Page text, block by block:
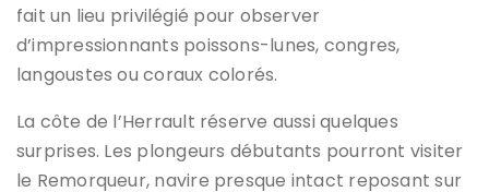
fait un lieu privilégié pour observer
d’impressionnants poissons-lunes, congres,
langoustes ou coraux colorés.
La côte de l’Herrault réserve aussi quelques
surprises. Les plongeurs débutants pourront visiter
le Remorqueur, navire presque intact reposant sur